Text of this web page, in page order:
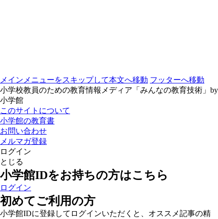
メインメニューをスキップして本文へ移動 フッターへ移動
小学校教員のための教育情報メディア「みんなの教育技術」by
小学館
このサイトについて
小学館の教育書
お問い合わせ
メルマガ登録
ログイン
とじる
小学館IDをお持ちの方はこちら
ログイン
初めてご利用の方
小学館IDに登録してログインいただくと、オススメ記事の精